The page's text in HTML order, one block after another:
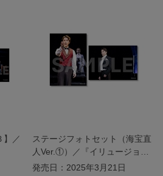
】／
ステージフォトセット（海宝直
人Ver.①）／『イリュージョニ
スト』
発売日：2025年3月21日